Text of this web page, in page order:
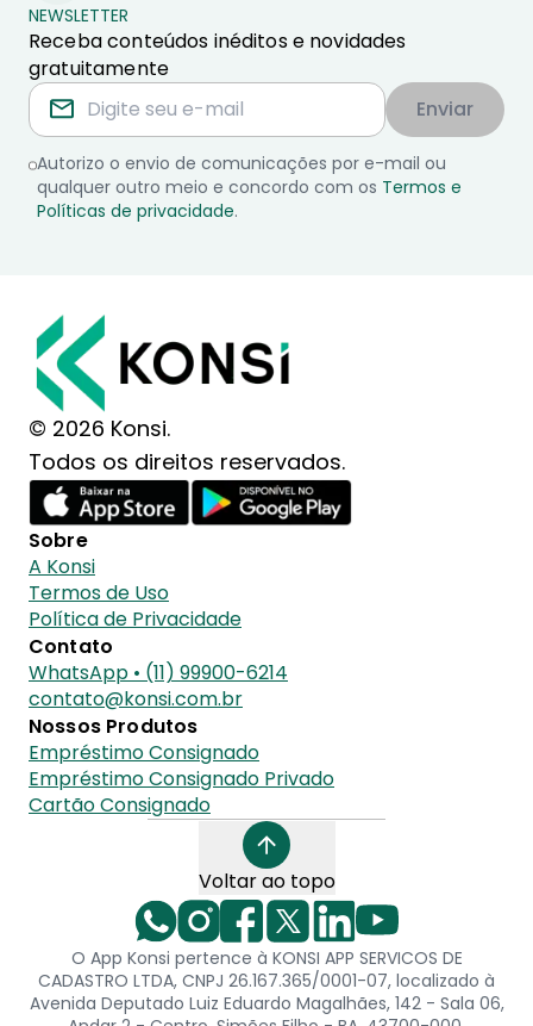
NEWSLETTER
Receba conteúdos inéditos e novidades
gratuitamente
Enviar
Autorizo o envio de comunicações por e-mail ou
qualquer outro meio e concordo com os Termos e
Políticas de privacidade.
© 2026 Konsi.
Todos os direitos reservados.
Sobre
A Konsi
Termos de Uso
Política de Privacidade
Contato
WhatsApp • (11) 99900-6214
contato@konsi.com.br
Nossos Produtos
Empréstimo Consignado
Empréstimo Consignado Privado
Cartão Consignado
Voltar ao topo
O App Konsi pertence à KONSI APP SERVICOS DE
CADASTRO LTDA, CNPJ 26.167.365/0001-07, localizado à
Avenida Deputado Luiz Eduardo Magalhães, 142 - Sala 06,